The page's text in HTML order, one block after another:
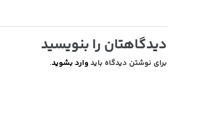
دیدگاهتان را بنویسید
برای نوشتن دیدگاه باید وارد بشوید.